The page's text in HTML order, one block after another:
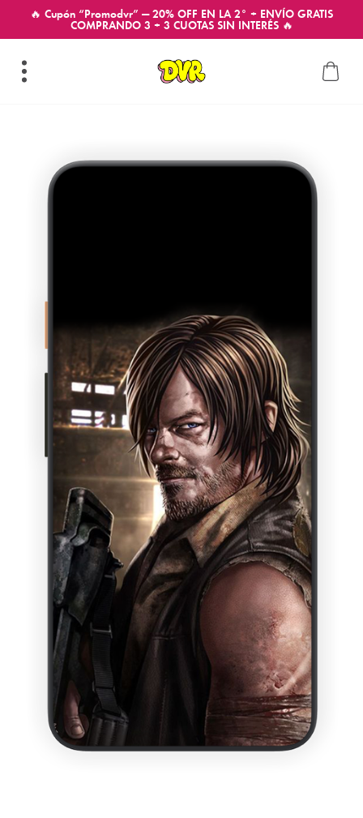
🔥 Cupón “Promodvr” — 20% OFF EN LA 2° + ENVÍO GRATIS
COMPRANDO 3 + 3 CUOTAS SIN INTERÉS 🔥